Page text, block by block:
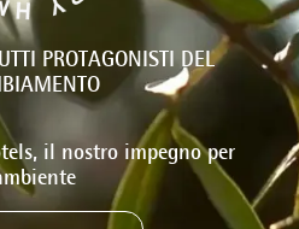
PROTAGONISTI DEL
il nostro impegno per